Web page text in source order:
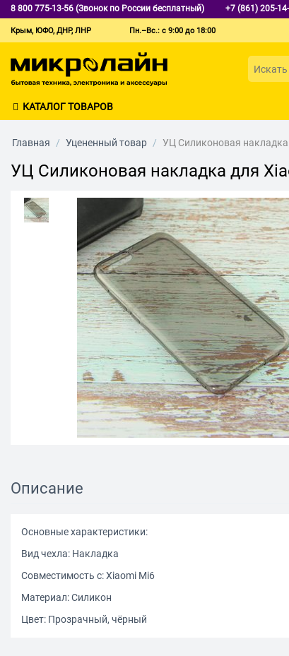
8 800 775-13-56 (Звонок по России бесплатный) +7 (861) 205-
Крым, ЮФО, ДНР, ЛНР Пн.–Вс.: с 9:00 до 18:00
КАТАЛОГ ТОВАРОВ
Главная / Уцененный товар / УЦ Силиконовая
УЦ Силиконовая накладка для
Описание
Основные характеристики:
Вид чехла: Накладка
Совместимость с: Xiaomi Mi6
Материал: Силикон
Цвет: Прозрачный, чёрный